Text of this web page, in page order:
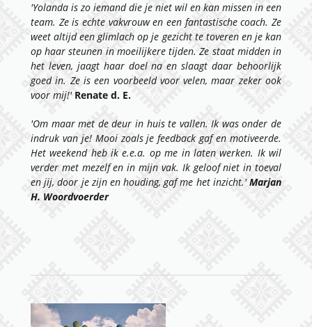
'Yolanda is zo iemand die je niet wil en kan missen in een
team. Ze is echte vakvrouw en een fantastische coach. Ze
weet altijd een glimlach op je gezicht te toveren en je kan
op haar steunen in moeilijkere tijden. Ze staat midden in
het leven, jaagt haar doel na en slaagt daar behoorlijk
goed in. Ze is een voorbeeld voor velen, maar zeker ook
voor mij!' Renate d. E.
'Om maar met de deur in huis te vallen. Ik was onder de
indruk van je! Mooi zoals je feedback gaf en motiveerde.
Het weekend heb ik e.e.a. op me in laten werken. Ik wil
verder met mezelf en in mijn vak. Ik geloof niet in toeval
en jij, door je zijn en houding, gaf me het inzicht.'Marjan
H. Woordvoerder